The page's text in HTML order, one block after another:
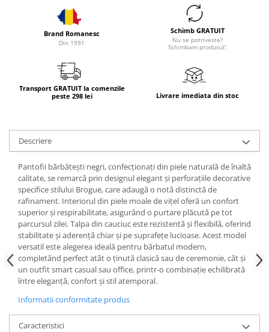
Brand Romanesc
Din 1991
Schimb GRATUIT
Nu se potriveste?
Schimbam produsul!
Transport GRATUIT la comenzile
peste 298 lei
Livrare imediata din stoc
Descriere
Pantofii bărbătești negri, confecționați din piele naturală de înaltă
calitate, se remarcă prin designul elegant și perforațiile decorative
specifice stilului Brogue, care adaugă o notă distinctă de
rafinament. Interiorul din piele moale de vițel oferă un confort
superior și respirabilitate, asigurând o purtare plăcută pe tot
parcursul zilei. Talpa din cauciuc este rezistentă și flexibilă, oferind
stabilitate și aderență chiar și pe suprafețe lucioase. Acest model
versatil este alegerea ideală pentru bărbatul modern,
completând perfect atât o ținută clasică sau de ceremonie, cât și
un outfit smart casual sau office, printr-o combinație echilibrată
între eleganță, confort și stil atemporal.
Informatii conformitate produs
Caracteristici